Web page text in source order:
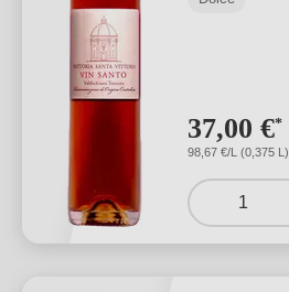
37,00 €*
98,67 €/L (0,375 L)
1